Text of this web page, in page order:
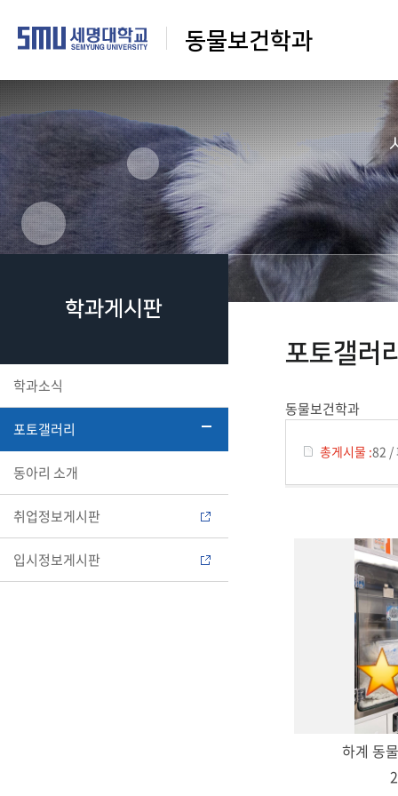
동물보건학과
학과게시판
학과소식
포토갤러리
동아리 소개
취업정보게시판
입시정보게시판
포토갤러
동물보건학과
총게시물 :82 /
하계 동